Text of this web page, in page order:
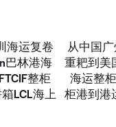
海运复卷
巴林港海
整柜
LCL海上
从中国
重耙到美
海运整
柜港到港